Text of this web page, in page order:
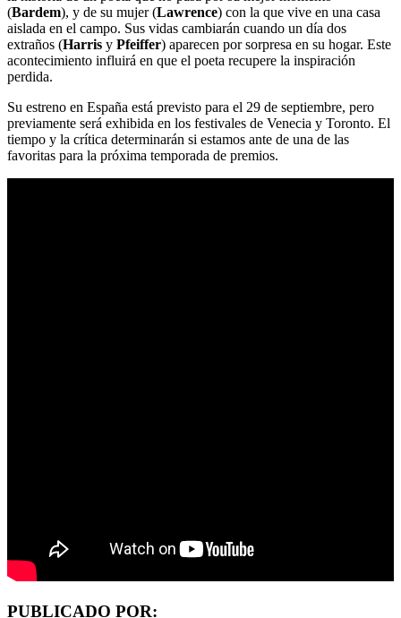
(Bardem), y de su mujer (Lawrence) con la que vive en una casa
aislada en el campo. Sus vidas cambiarán cuando un día dos
extraños (Harris y Pfeiffer) aparecen por sorpresa en su hogar. Este
acontecimiento influirá en que el poeta recupere la inspiración
perdida.
Su estreno en España está previsto para el 29 de septiembre, pero
previamente será exhibida en los festivales de Venecia y Toronto. El
tiempo y la crítica determinarán si estamos ante de una de las
favoritas para la próxima temporada de premios.
PUBLICADO POR: